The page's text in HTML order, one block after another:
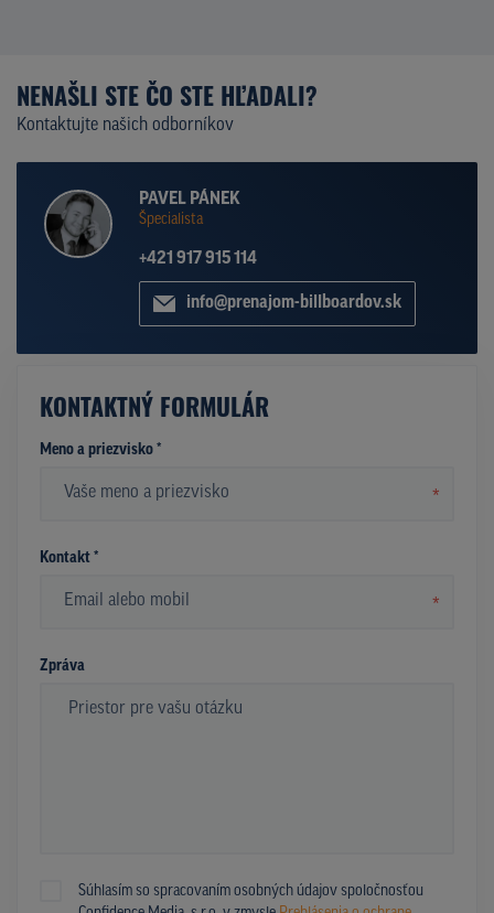
NENAŠLI STE ČO STE HĽADALI?
Kontaktujte našich odborníkov
PAVEL PÁNEK
Špecialista
+421 917 915 114
info@prenajom-billboardov.sk
KONTAKTNÝ FORMULÁR
Meno a priezvisko *
*
Kontakt *
*
Zpráva
Súhlasím so spracovaním osobných údajov spoločnosťou